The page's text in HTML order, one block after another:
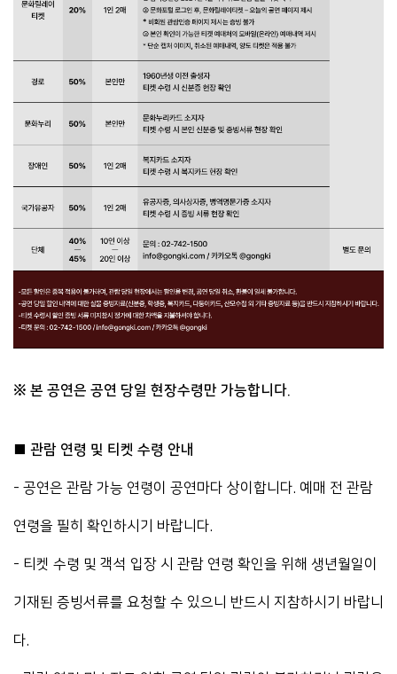
※ 본 공연은 공연 당일 현장수령만 가능합니다.
■ 관람 연령 및 티켓 수령 안내
- 공연은 관람 가능 연령이 공연마다 상이합니다. 예매 전 관람
연령을 필히 확인하시기 바랍니다.
- 티켓 수령 및 객석 입장 시 관람 연령 확인을 위해 생년월일이
기재된 증빙서류를 요청할 수 있으니 반드시 지참하시기 바랍니
다.